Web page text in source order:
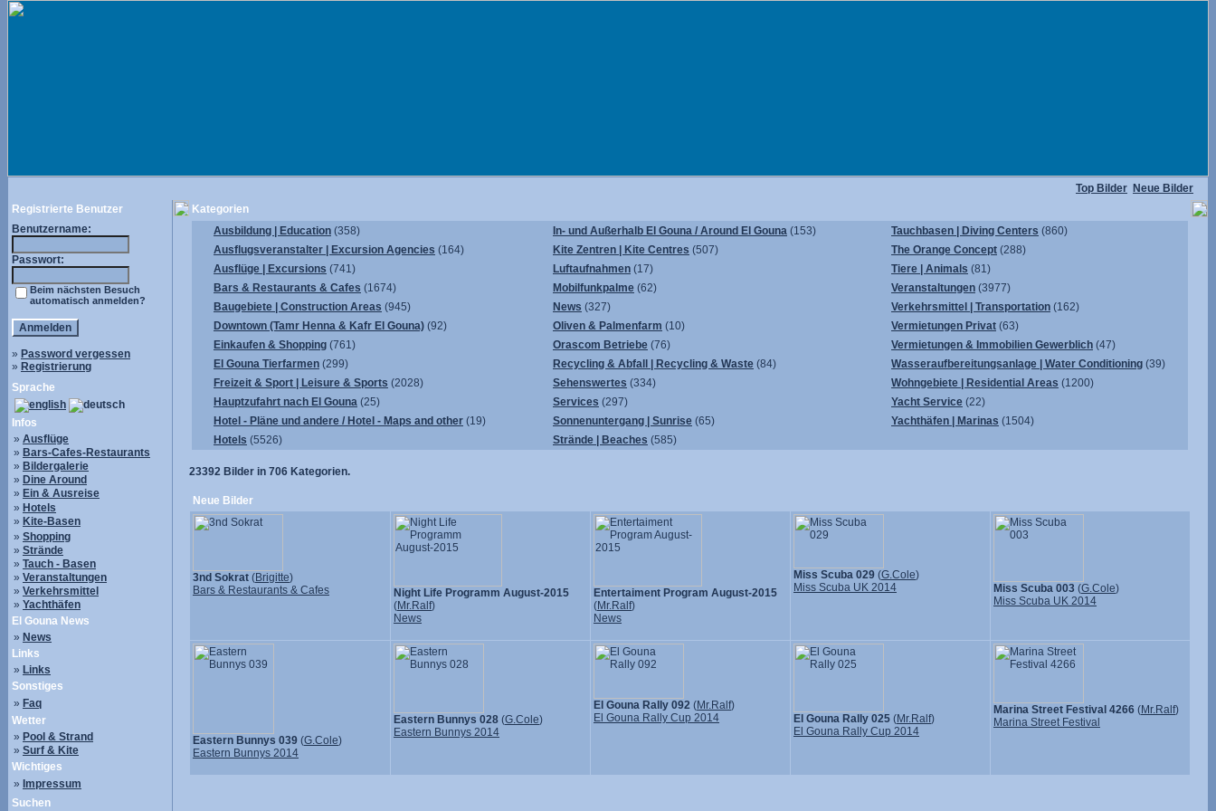
Top Bilder Neue Bilder
Registrierte Benutzer
Benutzername:
Passwort:
Beim nächsten Besuch
automatisch anmelden?
» Password vergessen
» Registrierung
Sprache
Infos
» Ausflüge
» Bars-Cafes-Restaurants
» Bildergalerie
» Dine Around
» Ein & Ausreise
» Hotels
» Kite-Basen
» Shopping
» Strände
» Tauch - Basen
» Veranstaltungen
» Verkehrsmittel
» Yachthäfen
El Gouna News
» News
Links
» Links
Sonstiges
» Faq
Wetter
» Pool & Strand
» Surf & Kite
Wichtiges
» Impressum
Suchen
Kategorien
Ausbildung | Education (358)
Ausflugsveranstalter | Excursion Agencies (164)
Ausflüge | Excursions (741)
Bars & Restaurants & Cafes (1674)
Baugebiete | Construction Areas (945)
Downtown (Tamr Henna & Kafr El Gouna) (92)
Einkaufen & Shopping (761)
El Gouna Tierfarmen (299)
Freizeit & Sport | Leisure & Sports (2028)
Hauptzufahrt nach El Gouna (25)
Hotel - Pläne und andere / Hotel - Maps and other (19)
Hotels (5526)
In- und Außerhalb El Gouna / Around El Gouna (153)
Kite Zentren | Kite Centres (507)
Luftaufnahmen (17)
Mobilfunkpalme (62)
News (327)
Oliven & Palmenfarm (10)
Orascom Betriebe (76)
Recycling & Abfall | Recycling & Waste (84)
Sehenswertes (334)
Services (297)
Sonnenuntergang | Sunrise (65)
Strände | Beaches (585)
Tauchbasen | Diving Centers (860)
The Orange Concept (288)
Tiere | Animals (81)
Veranstaltungen (3977)
Verkehrsmittel | Transportation (162)
Vermietungen Privat (63)
Vermietungen & Immobilien Gewerblich (47)
Wasseraufbereitungsanlage | Water Conditioning (39)
Wohngebiete | Residential Areas (1200)
Yacht Service (22)
Yachthäfen | Marinas (1504)
23392 Bilder in 706 Kategorien.
Neue Bilder
3nd Sokrat (Brigitte)
Bars & Restaurants & Cafes
Night Life Programm August-2015
(Mr.Ralf)
News
Entertaiment Program August-2015
(Mr.Ralf)
News
Miss Scuba 029 (G.Cole)
Miss Scuba UK 2014
Miss Scuba 003 (G.Cole)
Miss Scuba UK 2014
Eastern Bunnys 039 (G.Cole)
Eastern Bunnys 2014
Eastern Bunnys 028 (G.Cole)
Eastern Bunnys 2014
El Gouna Rally 092 (Mr.Ralf)
El Gouna Rally Cup 2014
El Gouna Rally 025 (Mr.Ralf)
El Gouna Rally Cup 2014
Marina Street Festival 4266 (Mr.Ralf)
Marina Street Festival